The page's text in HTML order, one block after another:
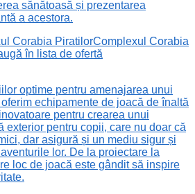
sănătoasă și prezentarea
a acestora.
Complexul Corabia
în lista de ofertă
optime pentru amenajarea unui
echipamente de joacă de înaltă
pentru crearea unui
exterior pentru copii, care nu doar că
dar asigură și un mediu sigur și
lor. De la proiectare la
loc de joacă este gândit să inspire